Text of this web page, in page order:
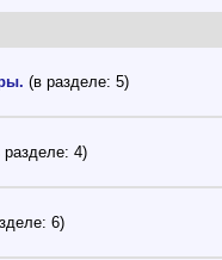
(в разделе: 5)
разделе: 4)
6)